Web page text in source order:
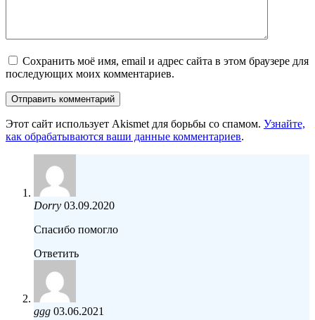
Сохранить моё имя, email и адрес сайта в этом браузере для
последующих моих комментариев.
Этот сайт использует Akismet для борьбы со спамом. Узнайте,
как обрабатываются ваши данные комментариев.
Dorry 03.09.2020
Спасибо помогло
Ответить
ggg 03.06.2021